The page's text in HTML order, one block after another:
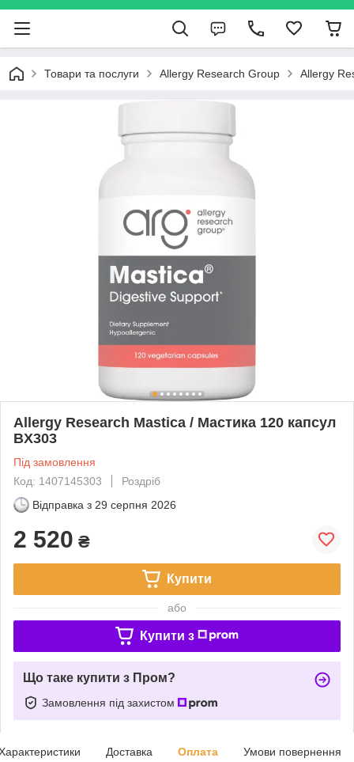
Товари та послуги Allergy Research Group Allergy
Allergy Research Mastica / Мастика 120 капсул
BX303
Під замовлення
Код: 1407145303
Роздріб
Відправка з 29 серпня 2026
2 520 ₴
Купити
або
Купити з
Що таке купити з Пром?
Замовлення під захистом
Доставка Оплата Умови повернення